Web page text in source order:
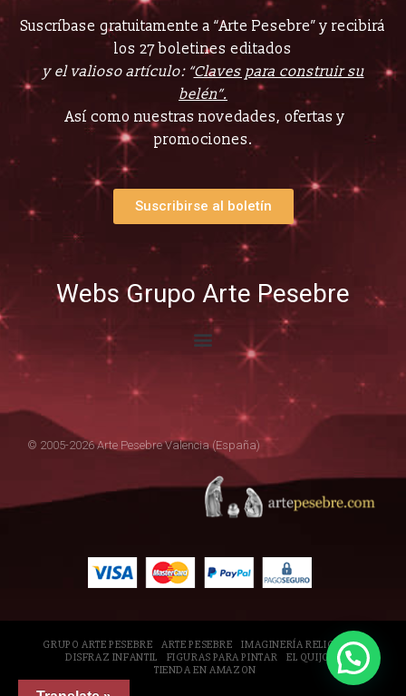
Suscríbase gratuitamente a “Arte Pesebre” y recibirá
los 27 boletines editados
y el valioso artículo: “Claves para construir su
belén”.
Así como nuestras novedades, ofertas y
promociones.
Suscribirse al boletín
Webs Grupo Arte Pesebre
© 2005-2026 Arte Pesebre Valencia (España)
GRUPO ARTE PESEBRE ARTE PESEBRE
IMAGINERÍA RELIGIOSA
DISFRAZ INFANTIL
FIGURAS PARA PINTAR
EL QUIJOTE
TIENDA EN AMAZON